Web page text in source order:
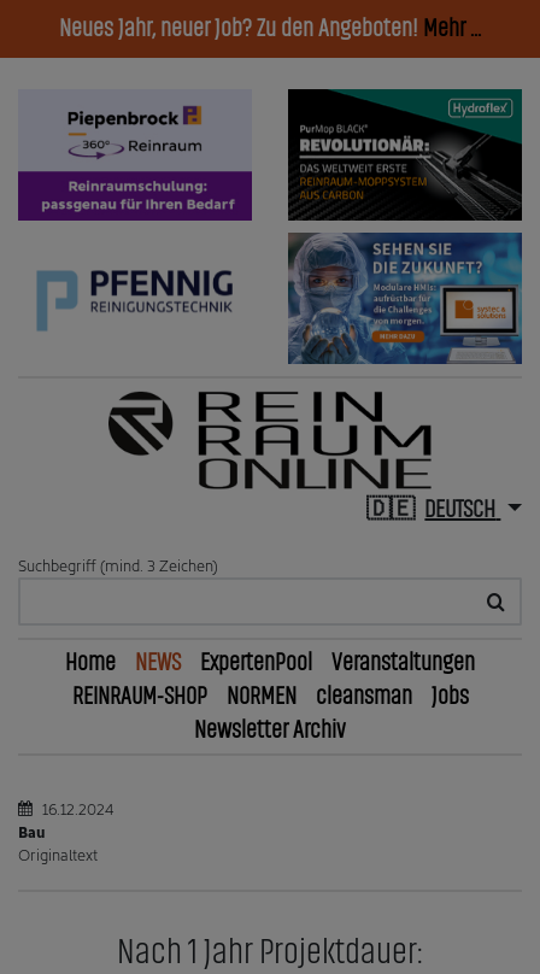
Neues Jahr, neuer Job? Zu den Angeboten! Mehr ...
DEUTSCH
Suchbegriff (mind. 3 Zeichen)
Home NEWS ExpertenPool
Veranstaltungen
REINRAUM-SHOP
NORMEN cleansman
Jobs
Newsletter Archiv
16.12.2024
Bau
Originaltext
Nach 1 Jahr Projektdauer: